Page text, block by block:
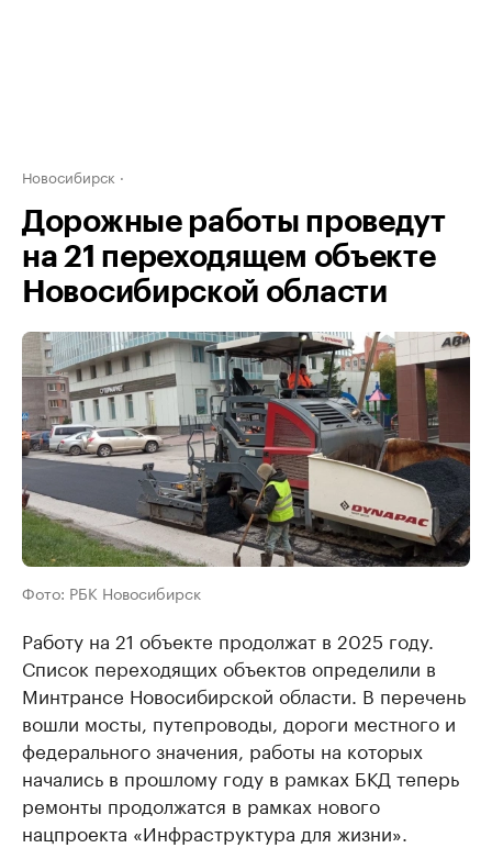
Новосибирск
Дорожные работы проведут
на 21 переходящем объекте
Новосибирской области
Фото: РБК Новосибирск
Работу на 21 объекте продолжат в 2025 году.
Список переходящих объектов определили в
Минтрансе Новосибирской области. В перечень
вошли мосты, путепроводы, дороги местного и
федерального значения, работы на которых
начались в прошлому году в рамках БКД теперь
ремонты продолжатся в рамках нового
нацпроекта «Инфраструктура для жизни».